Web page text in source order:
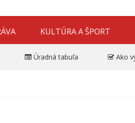
KULTÚRA A ŠPORT
Úradná tabuľa Ako